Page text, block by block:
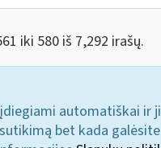
iki 580 iš 7,292 irašų.
automatiškai ir
bet kada